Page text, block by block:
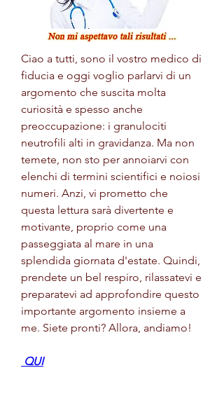
Ciao a tutti, sono il vostro medico di
fiducia e oggi voglio parlarvi di un
argomento che suscita molta
curiosità e spesso anche
preoccupazione: i granulociti
neutrofili alti in gravidanza. Ma non
temete, non sto per annoiarvi con
elenchi di termini scientifici e noiosi
numeri. Anzi, vi prometto che
questa lettura sarà divertente e
motivante, proprio come una
passeggiata al mare in una
splendida giornata d'estate. Quindi,
prendete un bel respiro, rilassatevi e
preparatevi ad approfondire questo
importante argomento insieme a
me. Siete pronti? Allora, andiamo!
QUI